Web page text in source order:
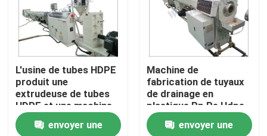
Machine d'extrudeuse de tuyau de PVC
Chaîne de production de tuyau de PPR
Machine d'extrudeuse de tuyau de PE
Machine ondulée d'extrudeuse de tuyau
L'usine de tubes HDPE
produit une
extrudeuse de tubes
HDPE et une machine
d'extrudeuse de tubes
PE
envoyer une
Machine de
fabrication de tuyaux
de drainage en
plastique Pp Pe Hdpe
envoyer une